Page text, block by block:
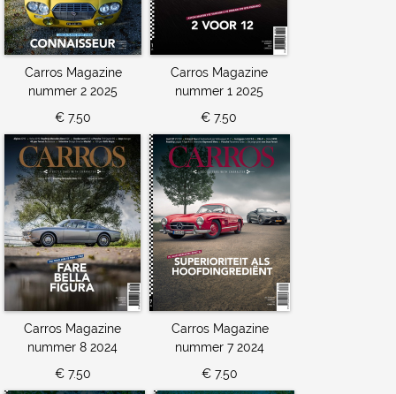
Carros Magazine
nummer 2 2025
€ 7.50
Carros Magazine
nummer 1 2025
€ 7.50
Carros Magazine
nummer 8 2024
€ 7.50
Carros Magazine
nummer 7 2024
€ 7.50